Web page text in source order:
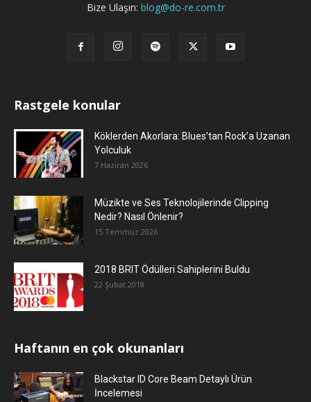
Bize Ulaşın: blog@do-re.com.tr
Rastgele konular
Köklerden Akorlara: Blues’tan Rock’a Uzanan
Yolculuk
7 Haziran 2026
Müzikte ve Ses Teknolojilerinde Clipping
Nedir? Nasıl Önlenir?
15 Temmuz 2026
2018 BRIT Ödülleri Sahiplerini Buldu
22 Şubat 2018
Haftanın en çok okunanları
Blackstar ID Core Beam Detaylı Ürün
İncelemesi